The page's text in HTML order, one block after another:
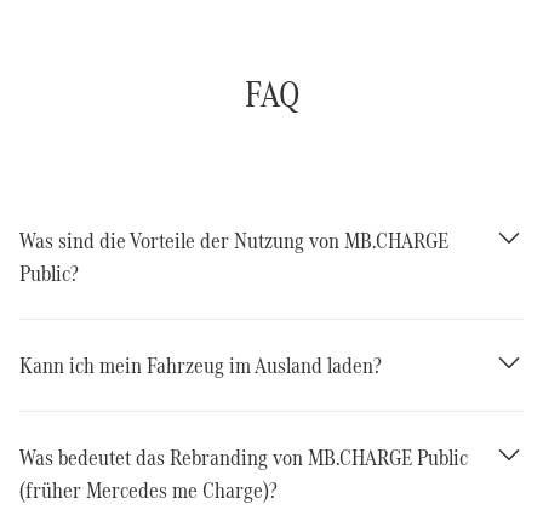
FAQ
Was sind die Vorteile der Nutzung von MB.CHARGE
Public?
Kann ich mein Fahrzeug im Ausland laden?
Was bedeutet das Rebranding von MB.CHARGE Public
(früher Mercedes me Charge)?